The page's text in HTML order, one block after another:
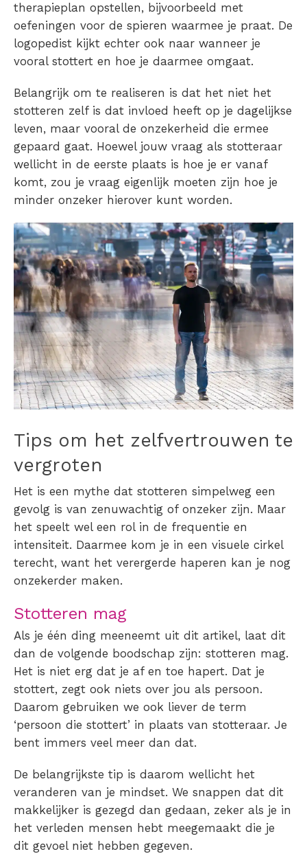
therapieplan opstellen, bijvoorbeeld met
oefeningen voor de spieren waarmee je praat. De
logopedist kijkt echter ook naar wanneer je
vooral stottert en hoe je daarmee omgaat.
Belangrijk om te realiseren is dat het niet het
stotteren zelf is dat invloed heeft op je dagelijkse
leven, maar vooral de onzekerheid die ermee
gepaard gaat. Hoewel jouw vraag als stotteraar
wellicht in de eerste plaats is hoe je er vanaf
komt, zou je vraag eigenlijk moeten zijn hoe je
minder onzeker hierover kunt worden.
Tips om het zelfvertrouwen te
vergroten
Het is een mythe dat stotteren simpelweg een
gevolg is van zenuwachtig of onzeker zijn. Maar
het speelt wel een rol in de frequentie en
intensiteit. Daarmee kom je in een visuele cirkel
terecht, want het verergerde haperen kan je nog
onzekerder maken.
Stotteren mag
Als je één ding meeneemt uit dit artikel, laat dit
dan de volgende boodschap zijn: stotteren mag.
Het is niet erg dat je af en toe hapert. Dat je
stottert, zegt ook niets over jou als persoon.
Daarom gebruiken we ook liever de term
‘persoon die stottert’ in plaats van stotteraar. Je
bent immers veel meer dan dat.
De belangrijkste tip is daarom wellicht het
veranderen van je mindset. We snappen dat dit
makkelijker is gezegd dan gedaan, zeker als je in
het verleden mensen hebt meegemaakt die je
dit gevoel niet hebben gegeven.